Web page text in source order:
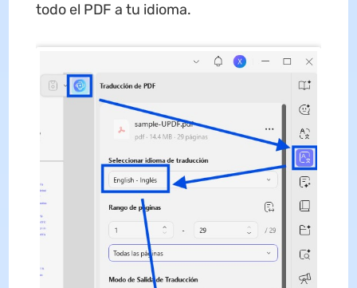
todo el PDF a tu idioma.